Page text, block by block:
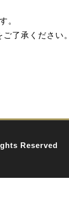
。
了承ください。
Reserved